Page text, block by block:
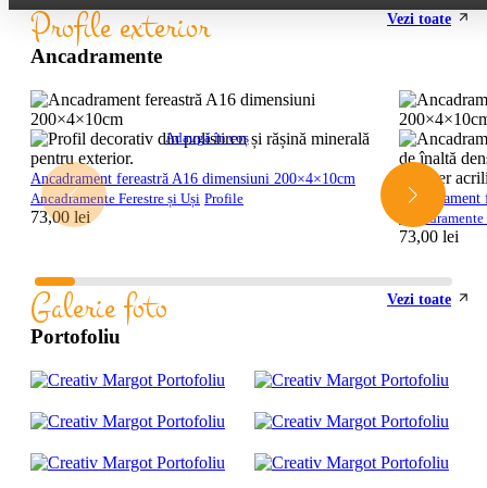
Profile exterior
Ancadramente
Vezi toate
Adaugă în coș
Ancadrament fereastră A16 dimensiuni 200×4×10cm
Ancadramente Ferestre și Uși Profile
73,00 lei
73,00lei
Galerie foto
Portofoliu
Vezi toate